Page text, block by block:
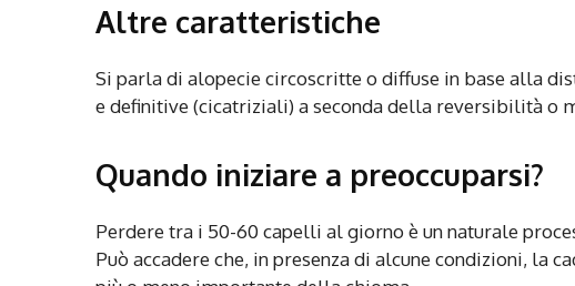
Altre caratteristiche
Si parla di alopecie circoscritte o diffuse in base alla
e definitive (cicatriziali) a seconda della reversibilità o
Quando iniziare a preoccuparsi?
Perdere tra i 50-60 capelli al giorno è un naturale
Può accadere che, in presenza di alcune condizioni, la